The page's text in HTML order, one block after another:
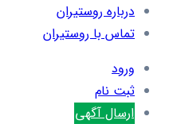
درباره روستیران
تماس با روستیران
ورود
ثبت نام
ارسال آگهی